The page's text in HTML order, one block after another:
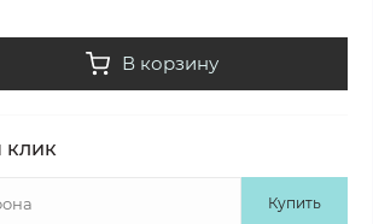
В корзину
клик
Купить